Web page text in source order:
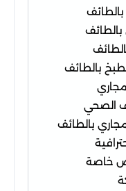
بالطائف
بالطائف
الصحي
بالطائف
خاصة